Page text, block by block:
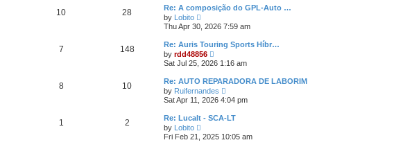
t
p
s
a
e
t
p
s
t
e
a
t
e
p
o
s
10 28
Re: A composição do GPL-Auto …
by Lobito
e
w
t
h
e
a
t
e
t
p
s
Thu Apr 30, 2026 7:59 am
7 148
Re: Auris Touring Sports Híbr…
by rdd48856
i
e
w
t
h
e
a
e
Sat Jul 25, 2026 1:16 am
8 10
Re: AUTO REPARADORA DE LABORIM
by Ruifernandes
i
e
w
t
e
Sat Apr 11, 2026 4:04 pm
1 2
Re: Lucalt - SCA-LT
by Lobito
e
Fri Feb 21, 2025 10:05 am